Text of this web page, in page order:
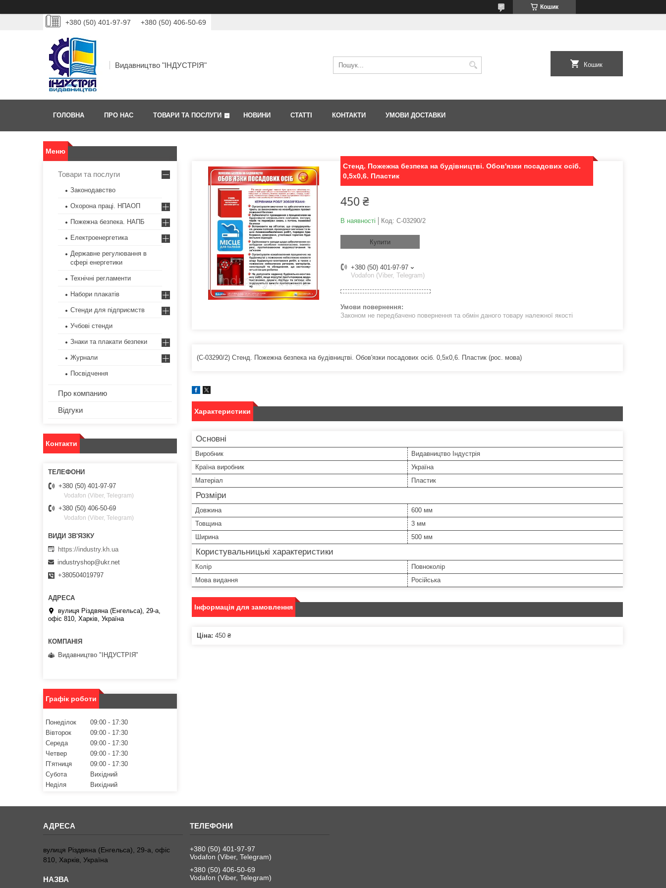
Кошик
+380 (50) 401-97-97 +380 (50) 406-50-69
Видавництво "ІНДУСТРІЯ" Кошик
ГОЛОВНА ПРО НАС ТОВАРИ ТА ПОСЛУГИ НОВИНИ СТАТТІ КОНТАКТИ УМОВИ ДОСТАВКИ
Стенд. Пожежна безпека на будівництві. Обов'язки посадових осіб.
0,5х0,6. Пластик
450 ₴
В наявності Код: С-03290/2
Купити
+380 (50) 401-97-97
Vodafon (Viber, Telegram)
Законом не передбачено повернення та обмін даного товару належної якості
(С-03290/2) Стенд. Пожежна безпека на будівництві. Обов'язки посадових осіб. 0,5х0,6. Пластик (рос. мова)
Характеристики
Основні
Виробник
Видавництво Індустрія
Країна виробник
Україна
Матеріал
Пластик
Розміри
Довжина
600 мм
Товщина
3 мм
Ширина
500 мм
Користувальницькі характеристики
Колір
Повноколір
Мова видання
Російська
Інформація для замовлення
Ціна: 450 ₴
Товари та послуги
Законодавство
Охорона праці. НПАОП
Пожежна безпека. НАПБ
Електроенергетика
Державне регулювання в
сфері енергетики
Технічні регламенти
Набори плакатів
Стенди для підприємств
Учбові стенди
Знаки та плакати безпеки
Журнали
Посвідчення
Про компанию
Відгуки
Контакти
+380 (50) 401-97-97
Vodafon (Viber, Telegram)
+380 (50) 406-50-69
Vodafon (Viber, Telegram)
https://industry.kh.ua
industryshop@ukr.net
+380504019797
вулиця Різдвяна (Енгельса), 29-а,
офіс 810, Харків, Україна
Видавництво "ІНДУСТРІЯ"
Графік роботи
Понеділок 09:00
17:30
Вівторок
09:00
17:30
Середа
09:00
17:30
Четвер
09:00
17:30
Пʼятниця
09:00
17:30
Субота
Вихідний
Неділя
Вихідний
вулиця Різдвяна (Енгельса), 29-а, офіс
810, Харків, Україна
+380 (50) 401-97-97
Vodafon (Viber, Telegram)
+380 (50) 406-50-69
Vodafon (Viber, Telegram)